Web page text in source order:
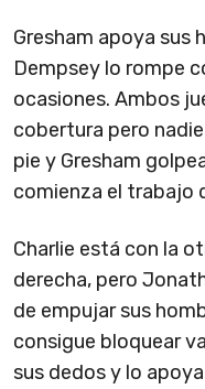
Gresham apoya sus
Dempsey lo rompe
ocasiones. Ambos
cobertura pero
pie y Gresham
comienza el trabajo
Charlie está con la
derecha, pero
de empujar sus
consigue bloquear
sus dedos y lo